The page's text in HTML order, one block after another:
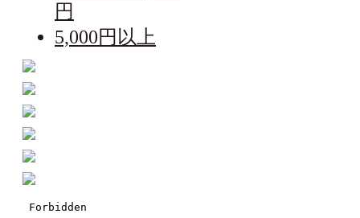
円
5,000円以上